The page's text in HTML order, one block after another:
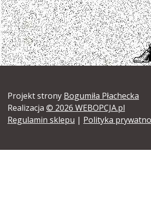
Projekt strony Bogumiła Płachecka
Realizacja © 2026 WEBOPCJA.pl
Regulamin sklepu | Polityka